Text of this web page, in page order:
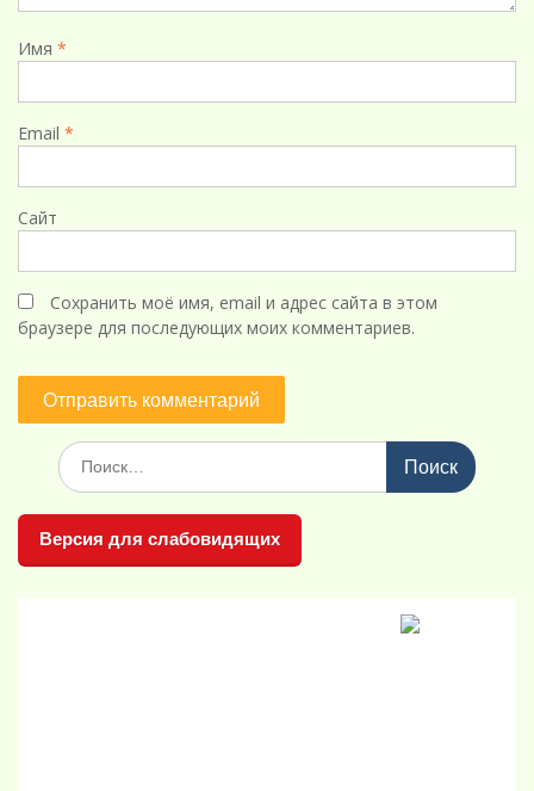
Имя *
Email *
Сайт
Сохранить моё имя, email и адрес сайта в этом
браузере для последующих моих комментариев.
Поиск
по:
Версия для слабовидящих